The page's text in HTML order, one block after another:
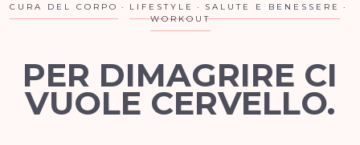
CURA DEL CORPO LIFESTYLE
SALUTE E BENESSERE
WORKOUT
PER DIMAGRIRE CI
VUOLE CERVELLO.